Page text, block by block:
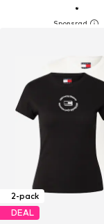
2-pack
DEAL